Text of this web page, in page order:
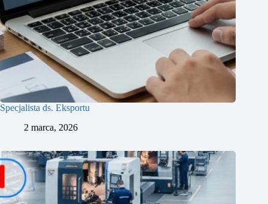
Specjalista ds. Eksportu
2 marca, 2026